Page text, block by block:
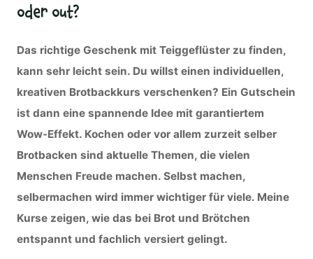
oder out?
Das richtige Geschenk mit Teiggeflüster zu finden,
kann sehr leicht sein. Du willst einen individuellen,
kreativen Brotbackkurs verschenken? Ein Gutschein
ist dann eine spannende Idee mit garantiertem
Wow-Effekt. Kochen oder vor allem zurzeit selber
Brotbacken sind aktuelle Themen, die vielen
Menschen Freude machen. Selbst machen,
selbermachen wird immer wichtiger für viele. Meine
Kurse zeigen, wie das bei Brot und Brötchen
entspannt und fachlich versiert gelingt.